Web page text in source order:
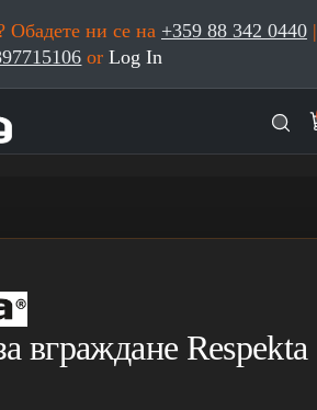
ни се на +359 88 342 0440|
orLog In
вграждане Respekta